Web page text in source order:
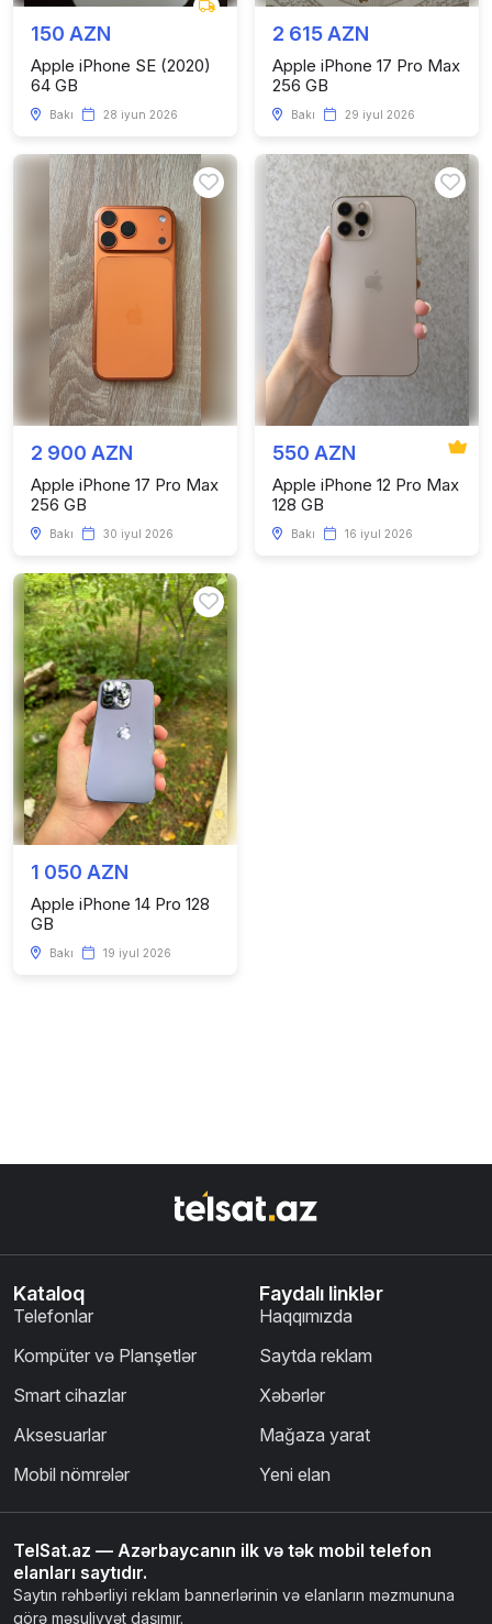
150 AZN
Apple iPhone SE (2020)
64 GB
Bakı 28 iyun 2026
2 615 AZN
Apple iPhone 17 Pro Max
256 GB
Bakı 29 iyul 2026
2 900 AZN
Apple iPhone 17 Pro Max
256 GB
Bakı 30 iyul 2026
550 AZN
Apple iPhone 12 Pro Max
128 GB
Bakı 16 iyul 2026
1 050 AZN
Apple iPhone 14 Pro 128
GB
Bakı 19 iyul 2026
Kataloq
Telefonlar
Kompüter və Planşetlər
Smart cihazlar
Aksesuarlar
Mobil nömrələr
Faydalı linklər
Haqqımızda
Saytda reklam
Xəbərlər
Mağaza yarat
Yeni elan
TelSat.az — Azərbaycanın ilk və tək mobil telefon
elanları saytıdır.
Saytın rəhbərliyi reklam bannerlərinin və elanların məzmununa
görə məsuliyyət daşımır.